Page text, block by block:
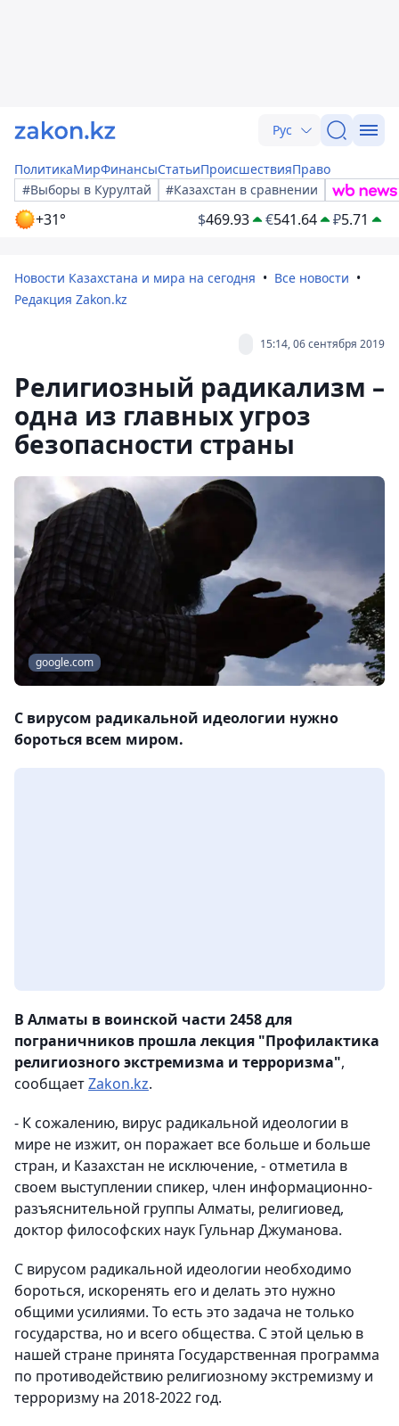
Рус
ПолитикаМирФинансыСтатьиПроисшествияПраво
#Выборы в Курултай
#Казахстан в сравнении
+31° $469.93 €541.64 ₽5.71
Новости Казахстана и мира на сегодня
Все новости
Редакция Zakon.kz
15:14, 06 сентября 2019
Религиозный радикализм –
одна из главных угроз
безопасности страны
google.com
С вирусом радикальной идеологии нужно
бороться всем миром.
В Алматы в воинской части 2458 для
пограничников прошла лекция "Профилактика
религиозного экстремизма и терроризма",
сообщаетZakon.kz.
- К сожалению, вирус радикальной идеологии в
мире не изжит, он поражает все больше и больше
стран, и Казахстан не исключение, - отметила в
своем выступлении спикер, член информационно-
разъяснительной группы Алматы, религиовед,
доктор философских наук Гульнар Джуманова.
С вирусом радикальной идеологии необходимо
бороться, искоренять его и делать это нужно
общими усилиями. То есть это задача не только
государства, но и всего общества. С этой целью в
нашей стране принята Государственная программа
по противодействию религиозному экстремизму и
терроризму на 2018-2022 год.